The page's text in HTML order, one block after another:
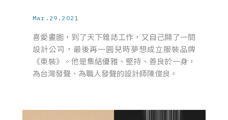
Mar.29.2021
喜愛畫圖，到了天下雜誌工作，又自己開了一間
設計公司，最後再一圓兒時夢想成立服裝品牌
《東裝》。他是集結優雅、堅持、善良於一身，
為台灣發聲、為職人發聲的設計師陳俊良。